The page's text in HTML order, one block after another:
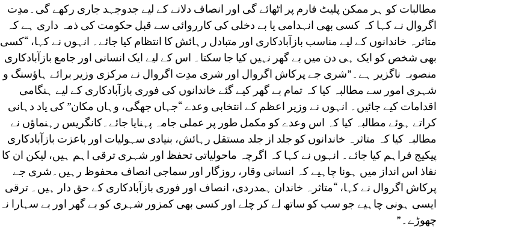
مطالبات کو ہر ممکن پلیٹ فارم پر اٹھائے گی اور انصاف دلانے کے لیے جدوجہد جاری رکھے گی۔مدِت
اگروال نے کہا کہ کسی بھی انہدامی یا بے دخلی کی کارروائی سے قبل حکومت کی ذمہ داری ہے کہ
متاثرہ خاندانوں کے لیے مناسب بازآبادکاری اور متبادل رہائش کا انتظام کیا جائے۔ انہوں نے کہا، “کسی
بھی شخص کو ایک ہی دن میں بے گھر نہیں کیا جا سکتا۔ اس کے لیے ایک انسانی اور جامع بازآبادکاری
منصوبہ ناگزیر ہے۔”شری جے پرکاش اگروال اور شری مدِت اگروال نے مرکزی وزیر برائے ہاؤسنگ و
شہری امور سے مطالبہ کیا کہ تمام بے گھر کیے گئے خاندانوں کی فوری بازآبادکاری کے لیے ہنگامی
اقدامات کیے جائیں۔ انہوں نے وزیر اعظم کے انتخابی وعدے “جہاں جھگی، وہاں مکان” کی یاد دہانی
کراتے ہوئے مطالبہ کیا کہ اس وعدے کو مکمل طور پر عملی جامہ پہنایا جائے۔کانگریس رہنماؤں نے
مطالبہ کیا کہ متاثرہ خاندانوں کو جلد از جلد مستقل رہائش، بنیادی سہولیات اور باعزت بازآبادکاری
پیکیج فراہم کیا جائے۔ انہوں نے کہا کہ اگرچہ ماحولیاتی تحفظ اور شہری ترقی اہم ہیں، لیکن ان کا
نفاذ اس انداز میں ہونا چاہیے کہ انسانی وقار، روزگار اور سماجی انصاف محفوظ رہیں۔شری جے
پرکاش اگروال نے کہا، “متاثرہ خاندان ہمدردی، انصاف اور فوری بازآبادکاری کے حق دار ہیں۔ ترقی
ایسی ہونی چاہیے جو سب کو ساتھ لے کر چلے اور کسی بھی کمزور شہری کو بے گھر اور بے سہارا نہ
چھوڑے۔”